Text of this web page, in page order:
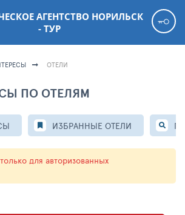
АГЕНТСТВО НОРИЛЬСК
- ТУР
ОТЕЛИ
ПО ОТЕЛЯМ
ИЗБРАННЫЕ ОТЕЛИ
для авторизованных